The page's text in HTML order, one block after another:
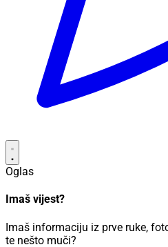
Oglas
Imaš vijest?
Imaš informaciju iz prve ruke,
te nešto muči?